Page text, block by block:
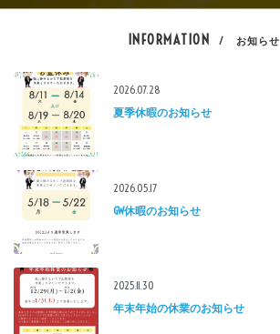
INFORMATION / お知らせ
2026.07.28
夏季休暇のお知らせ
2026.05.17
GW休暇のお知らせ
2025.11.30
年末年始の休業のお知らせ